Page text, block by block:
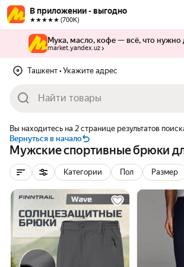
В приложении - выгодно
★★★★★ (700К)
Мука, масло, кофе — всё, что нужно
market.yandex.uz
Ташкент • Укажите адрес
Вы находитесь на 2 странице результатов
Вернуться в начало
Мужские спортивные брюки
Категории Пол Размер